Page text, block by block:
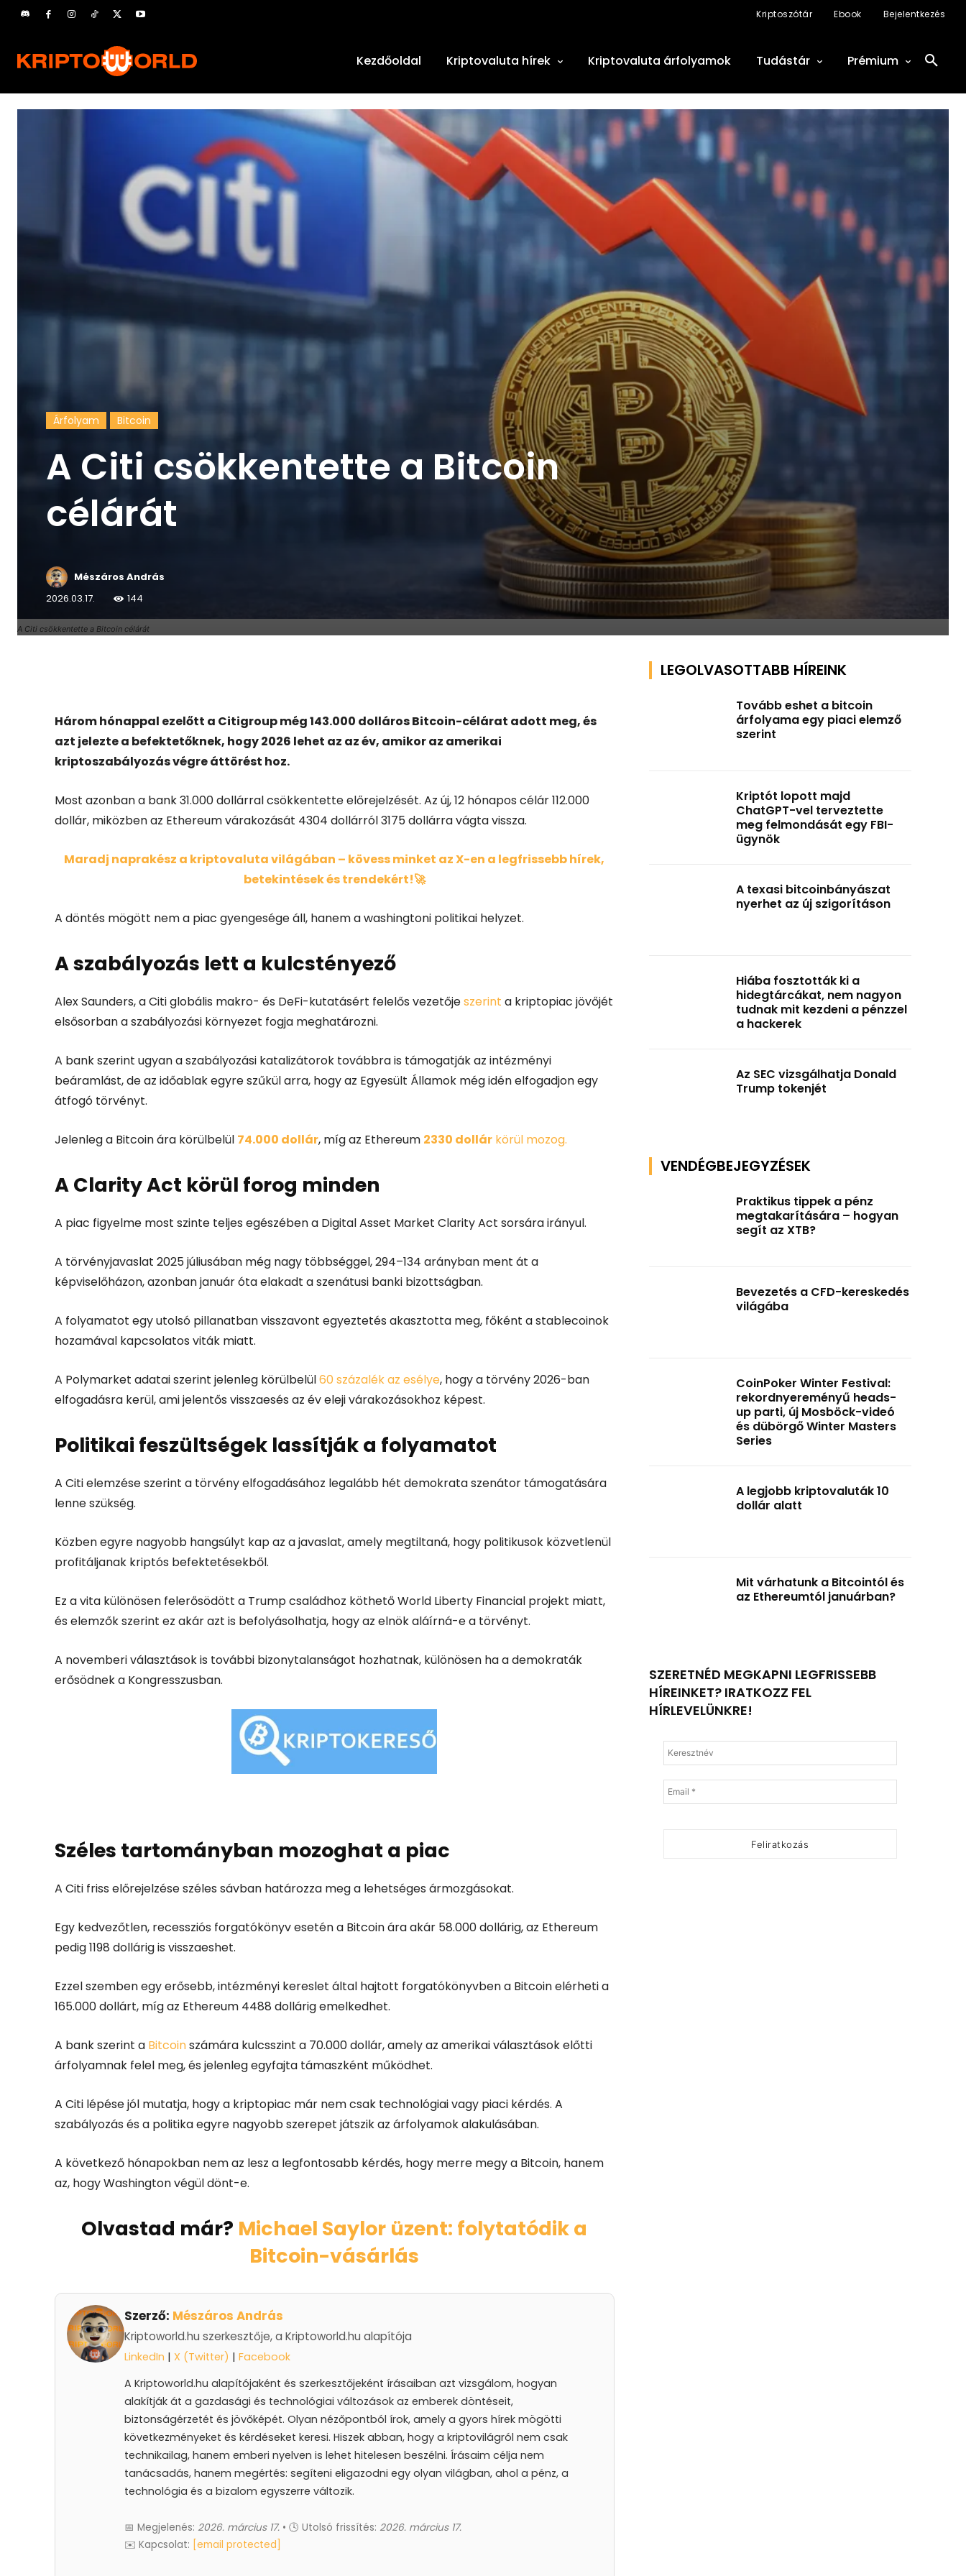
Kriptoszótár Ebook Bejelentkezés
Kezdőoldal Kriptovaluta hírek Kriptovaluta árfolyamok Tudástár Prémium
A Citi csökkentette a Bitcoin célárát
Árfolyam Bitcoin
A Citi csökkentette a Bitcoin
célárát
Mészáros András
2026.03.17.
144
Három hónappal ezelőtt a Citigroupmég 143.000 dolláros Bitcoin-célárat adott meg, és
azt jelezte a befektetőknek, hogy 2026 lehet az az év, amikor az amerikai
kriptoszabályozás végre áttörést hoz.
Most azonban a bank 31.000 dollárral csökkentette előrejelzését. Az új, 12 hónapos célár 112.000
dollár, miközben az Ethereum várakozását 4304 dollárról 3175 dollárra vágta vissza.
Maradj naprakész a kriptovaluta világában – kövess minket az X-en a legfrissebb hírek,
betekintések és trendekért!🚀
A döntés mögött nem a piac gyengesége áll, hanem a washingtoni politikai helyzet.
A szabályozás lett a kulcstényező
Alex Saunders, a Citi globális makro- és DeFi-kutatásért felelős vezetőjeszerint a kriptopiac jövőjét
elsősorban a szabályozási környezet fogja meghatározni.
A bank szerint ugyan a szabályozási katalizátorok továbbra is támogatják az intézményi
beáramlást, de az időablak egyre szűkül arra, hogy az Egyesült Államok még idén elfogadjon egy
átfogó törvényt.
Jelenleg a Bitcoinára körülbelül 74.000 dollár, míg az Ethereum 2330 dollár körül mozog.
A Clarity Act körül forog minden
A piac figyelme most szinte teljes egészében a Digital Asset Market Clarity Act sorsára irányul.
A törvényjavaslat 2025 júliusában még nagy többséggel, 294–134 arányban ment át a
képviselőházon, azonban január óta elakadt a szenátusi banki bizottságban.
A folyamatot egy utolsó pillanatban visszavont egyeztetés akasztotta meg, főként a stablecoinok
hozamával kapcsolatos viták miatt.
A Polymarket adatai szerint jelenleg körülbelül60 százalék az esélye, hogy a törvény 2026-ban
elfogadásra kerül, ami jelentős visszaesés az év eleji várakozásokhoz képest.
Politikai feszültségek lassítják a folyamatot
A Citi elemzése szerint a törvény elfogadásához legalább hét demokrata szenátor támogatására
lenne szükség.
Közben egyre nagyobb hangsúlyt kap az a javaslat, amely megtiltaná, hogy politikusok közvetlenül
profitáljanak kriptós befektetésekből.
Ez a vita különösen felerősödött a Trump családhoz köthető World Liberty Financial projekt miatt,
és elemzők szerint ez akár azt is befolyásolhatja, hogy az elnök aláírná-e a törvényt.
A novemberi választások is további bizonytalanságot hozhatnak, különösen ha a demokraták
erősödnek a Kongresszusban.
Széles tartományban mozoghat a piac
A Citi friss előrejelzése széles sávban határozza meg a lehetséges ármozgásokat.
Egy kedvezőtlen, recessziós forgatókönyv esetén a Bitcoin ára akár 58.000 dollárig, az Ethereum
pedig 1198 dollárig is visszaeshet.
Ezzel szemben egy erősebb, intézményi kereslet által hajtott forgatókönyvben a Bitcoin elérheti a
165.000 dollárt, míg az Ethereum 4488 dollárig emelkedhet.
A bank szerint a Bitcoinszámára kulcsszint a 70.000 dollár, amely az amerikai választások előtti
árfolyamnak felel meg, és jelenleg egyfajta támaszként működhet.
A Citi lépése jól mutatja, hogy a kriptopiac már nem csak technológiai vagy piaci kérdés. A
szabályozás és a politika egyre nagyobb szerepet játszik az árfolyamok alakulásában.
A következő hónapokban nem az lesz a legfontosabb kérdés, hogy merre megy a Bitcoin, hanem
az, hogy Washington végül dönt-e.
Olvastad már? Michael Saylor üzent: folytatódik a
Bitcoin-vásárlás
Szerző: Mészáros András
Kriptoworld.hu szerkesztője, a Kriptoworld.hu alapítója
LinkedIn | X (Twitter) | Facebook
A Kriptoworld.hu alapítójaként és szerkesztőjeként írásaiban azt vizsgálom, hogyan
alakítják át a gazdasági és technológiai változások az emberek döntéseit,
biztonságérzetét és jövőképét. Olyan nézőpontból írok, amely a gyors hírek mögötti
következményeket és kérdéseket keresi. Hiszek abban, hogy a kriptovilágról nem csak
technikailag, hanem emberi nyelven is lehet hitelesen beszélni. Írásaim célja nem
tanácsadás, hanem megértés: segíteni eligazodni egy olyan világban, ahol a pénz, a
technológia és a bizalom egyszerre változik.
📅 Megjelenés: 2026. március 17. • 🕓 Utolsó frissítés: 2026. március 17.
✉️ Kapcsolat: [email protected]
LEGOLVASOTTABB HÍREINK
Tovább eshet a bitcoin
árfolyama egy piaci elemző
szerint
Kriptót lopott majd
ChatGPT-vel terveztette
meg felmondását egy FBI-
ügynök
A texasi bitcoinbányászat
nyerhet az új szigorításon
Hiába fosztották ki a
hidegtárcákat, nem nagyon
tudnak mit kezdeni a pénzzel
a hackerek
Az SEC vizsgálhatja Donald
Trump tokenjét
VENDÉGBEJEGYZÉSEK
Praktikus tippek a pénz
megtakarítására – hogyan
segít az XTB?
Bevezetés a CFD-kereskedés
világába
CoinPoker Winter Festival:
rekordnyereményű heads-
up parti, új Mosböck-videó
és dübörgő Winter Masters
Series
A legjobb kriptovaluták 10
dollár alatt
Mit várhatunk a Bitcointól és
az Ethereumtól januárban?
SZERETNÉD MEGKAPNI LEGFRISSEBB
HÍREINKET? IRATKOZZ FEL
HÍRLEVELÜNKRE!